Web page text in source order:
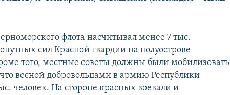
флота насчитывал менее 7 тыс.
сил Красной гвардии на полуострове
того, местные советы должны были мобилизовать
весной добровольцами в армию Республики
человек. На стороне красных воевали и